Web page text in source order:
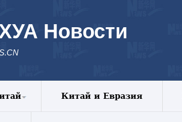
Новости
Китай и Евразия